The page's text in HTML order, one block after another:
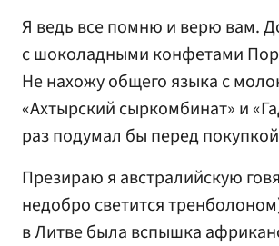
Я ведь все помню и верю вам.
с шоколадными конфетами
Не нахожу общего языка с
«Ахтырский сыркомбинат» и
раз подумал бы перед
Презираю я австралийскую
недобро светится
в Литве была вспышка